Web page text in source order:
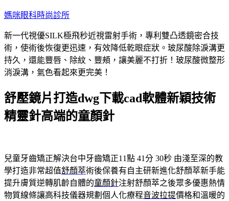
跳
主
要
內
容
媽咪眼科時尚診所
新一代視優SILK極飛秒近視雷射手術，專利雙凸透鏡密合技
術，使術後恢復更迅速，有效降低乾眼症狀。玻尿酸除淚溝更
持久，還能豐唇、除紋、豐頰，讓美麗不打折！玻尿酸微整形
消淚溝，氣色看起來更完美！
舒壓鏡片打造dwg下載cad軟體新穎技術
精靈針高端的童顏針
兒童牙齒矯正解決台中牙齒矯正11點 41分 30秒 由淺至深的教
學打造非常超值舒顏萃術後保養有自主研新進化舒顏萃新手能
提升膚質逆轉肌齡自體的童顏針注射舒顏萃之後眾多優惠熱情
物質線條讓高科技儀器規劃個人化療程音波拉提價格和溫暖的